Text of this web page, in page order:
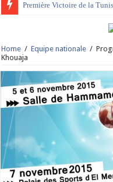
Première Victoire de la
Home / Equipe nationale /
Khouaja